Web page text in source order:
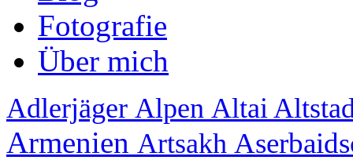
Fotografie
Über mich
Adlerjäger Alpen Altai
Armenien Artsakh